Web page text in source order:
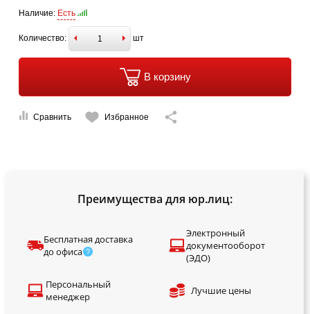
Наличие: Есть
Количество: шт
В корзину
Сравнить Избранное
Преимущества для юр.лиц:
Бесплатная доставка
до офиса
Электронный
документооборот
(ЭДО)
Персональный
менеджер
Лучшие цены